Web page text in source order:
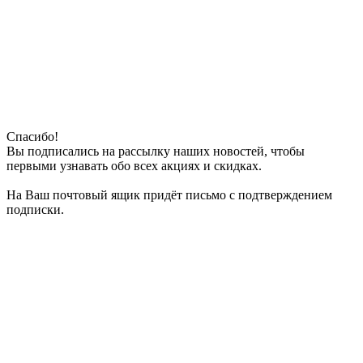
Спасибо!
Вы подписались на рассылку наших новостей, чтобы
первыми узнавать обо всех акциях и скидках.
На Ваш почтовый ящик придёт письмо с подтверждением
подписки.